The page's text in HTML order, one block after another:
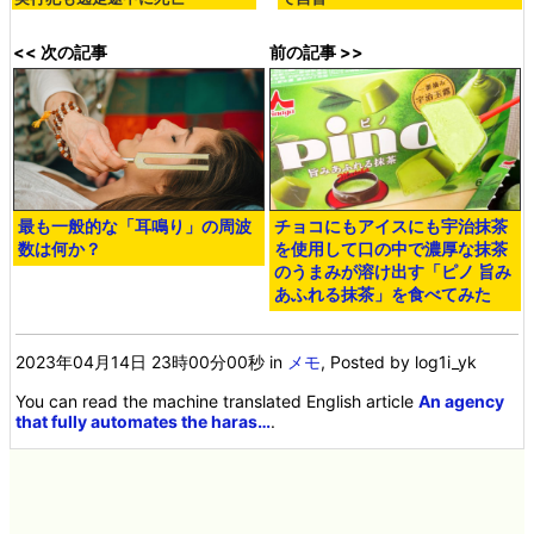
<< 次の記事
最も一般的な「耳鳴り」の周波
数は何か？
前の記事 >>
チョコにもアイスにも宇治抹茶
を使用して口の中で濃厚な抹茶
のうまみが溶け出す「ピノ 旨み
あふれる抹茶」を食べてみた
2023年04月14日 23時00分00秒 in メモ, Posted by log1i_yk
You can read the machine translated English articleAn agency
that fully automates the haras….